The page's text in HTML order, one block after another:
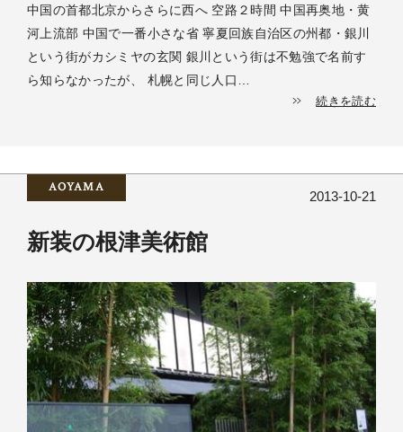
中国の首都北京からさらに西へ 空路２時間 中国再奥地・黄
河上流部 中国で一番小さな省 寧夏回族自治区の州都・銀川
という街がカシミヤの玄関 銀川という街は不勉強で名前す
ら知らなかったが、 札幌と同じ人口…
続きを読む
AOYAMA
2013-10-21
新装の根津美術館